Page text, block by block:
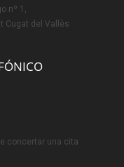
nº 1,
Cugat del Vallès
concertar una cita